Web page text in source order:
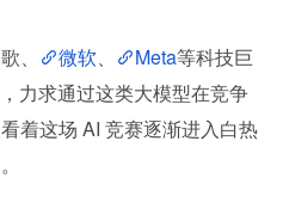
、 微软、 Meta等科技巨
力求通过这类大模型在竞争
着这场 AI 竞赛逐渐进入白热